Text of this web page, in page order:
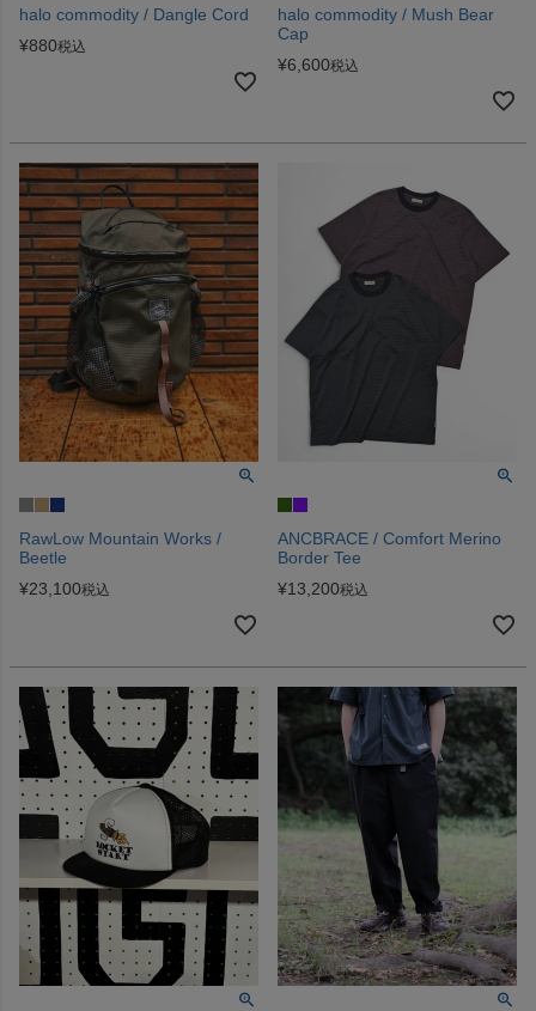
halo commodity / Dangle Cord
¥880税込
halo commodity / Mush Bear
Cap
¥6,600税込
RawLow Mountain Works /
Beetle
¥23,100税込
ANCBRACE / Comfort Merino
Border Tee
¥13,200税込